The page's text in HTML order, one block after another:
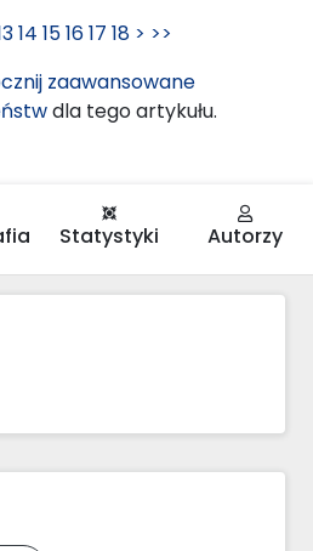
14 151617 18 > >>
zaawansowane
dla tego artykułu.
Statystyki Autorzy